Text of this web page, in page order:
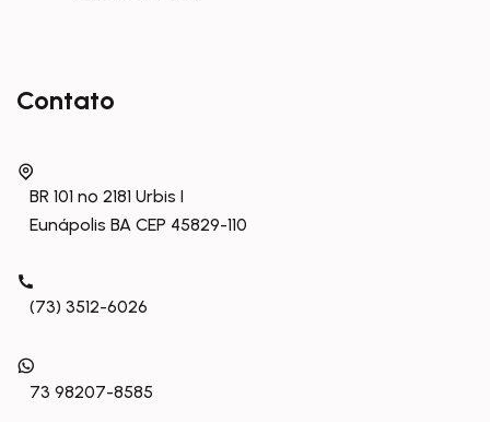
Contato
BR 101 nº 2181 Urbis I
Eunápolis BA CEP 45829-110
(73) 3512-6026
73 98207-8585